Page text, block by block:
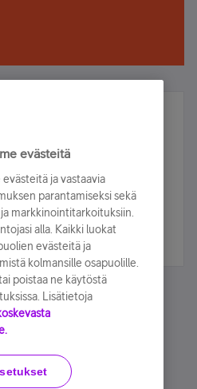
ja voita!
mukana arvonnassa.
Accessibility statement
evästeitä
ja vastaavia
parantamiseksi sekä
markkinointitarkoituksiin.
alla. Kaikki luokat
evästeitä ja
kolmansille osapuolille.
poistaa ne käytöstä
Lisätietoja